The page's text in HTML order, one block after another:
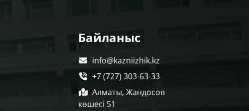
Байланыс
info@kazniizhik.kz
+7 (727) 303-63-33
Алматы, Жандосов
көшесі 51